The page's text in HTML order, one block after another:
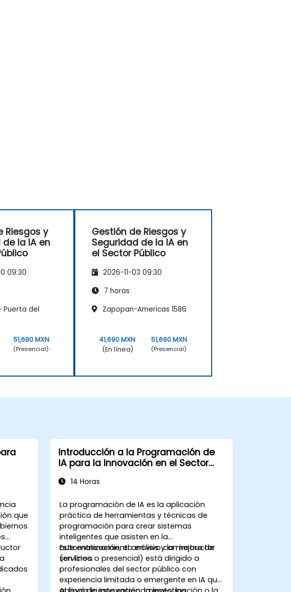
Riesgos y
la IA en
09:30
Puerta del
51,690 MXN
(Presencial)
Gestión de Riesgos y
Seguridad de la IA en
el Sector Público
2026-11-03 09:30
7 horas
Zapopan-Americas 1586
41,690 MXN
(En línea)
51,690 MXN
(Presencial)
que
Introducción a la Programación de
IA para la Innovación en el Sector
14 Horas
La programación de IA es la aplicación
práctica de herramientas y técnicas de
programación para crear sistemas
inteligentes que asisten en la
automatización, el análisis y la mejora de
servicios.
Este entrenamiento en vivo con instructor
(en línea o presencial) está dirigido a
profesionales del sector público con
experiencia limitada o emergente en IA que